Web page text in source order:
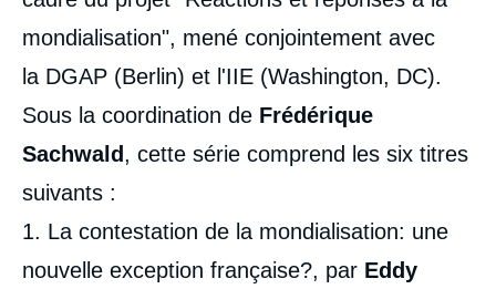
mondialisation", mené conjointement avec
la DGAP (Berlin) et l'IIE (Washington, DC).
Sous la coordination de Frédérique
Sachwald, cette série comprend les six titres
suivants :
1. La contestation de la mondialisation: une
nouvelle exception française?, par Eddy
Frédérique SACHWALD, « Mondialisation,
octobre 2002.